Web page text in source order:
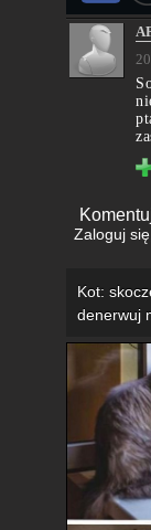
Zaloguj się
Kot:
denerwuj